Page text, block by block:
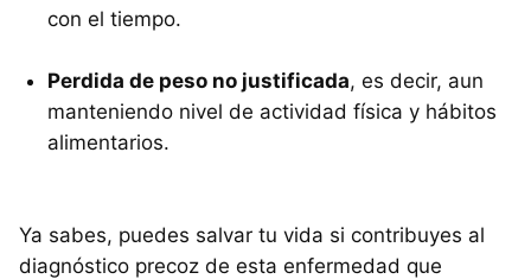
con el tiempo.
Perdida de peso no justificada, es decir, aun
manteniendo nivel de actividad física y hábitos
alimentarios.
Ya sabes, puedes salvar tu vida si contribuyes al
diagnóstico precoz de esta enfermedad que